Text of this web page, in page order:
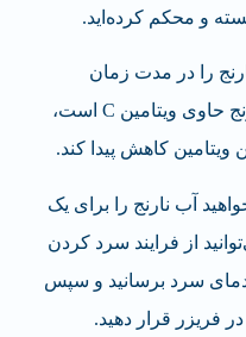
و محکم کرده‌اید.
را در مدت زمان
کوتاهی مصرف کنید. چون آب نارنج حاوی ویتامین C است،
کاهش پیدا کند.
آب نارنج را برای یک
از فرایند سرد کردن
دمای سرد برسانید و سپس
فریزر قرار دهید.